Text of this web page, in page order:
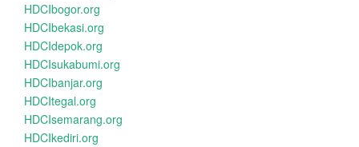
HDCIbogor.org
HDCIbekasi.org
HDCIdepok.org
HDCIsukabumi.org
HDCIbanjar.org
HDCItegal.org
HDCIsemarang.org
HDCIkediri.org